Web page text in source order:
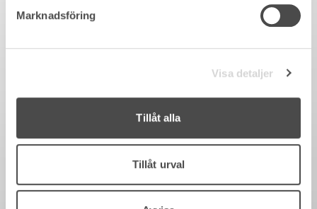
Marknadsföring
Visa detaljer
Tillåt alla
Tillåt urval